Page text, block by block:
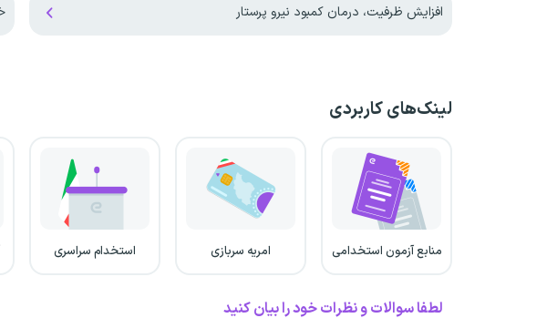
افزایش ظرفیت، درمان کمبود نیرو پرستار
لینک‌های کاربردی
منابع آزمون استخدامی امریه سربازی استخدام سراسری
لطفا سوالات و نظرات خود را بیان کنید